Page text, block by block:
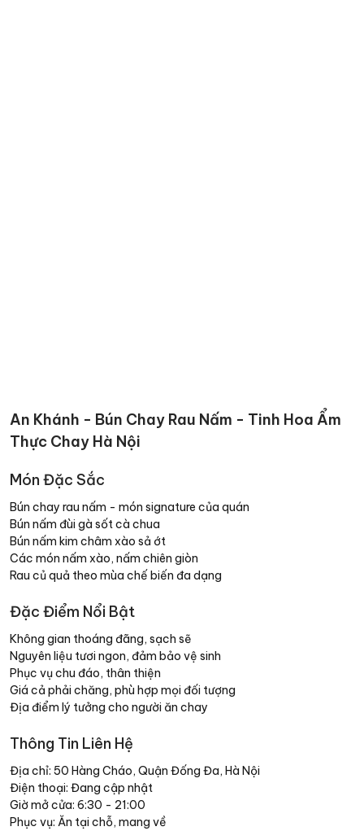
An Khánh - Bún Chay Rau Nấm - Tinh Hoa Ẩm
Thực Chay Hà Nội
Món Đặc Sắc
Bún chay rau nấm - món signature của quán
Bún nấm đùi gà sốt cà chua
Bún nấm kim châm xào sả ớt
Các món nấm xào, nấm chiên giòn
Rau củ quả theo mùa chế biến đa dạng
Đặc Điểm Nổi Bật
Không gian thoáng đãng, sạch sẽ
Nguyên liệu tươi ngon, đảm bảo vệ sinh
Phục vụ chu đáo, thân thiện
Giá cả phải chăng, phù hợp mọi đối tượng
Địa điểm lý tưởng cho người ăn chay
Thông Tin Liên Hệ
Địa chỉ: 50 Hàng Cháo, Quận Đống Đa, Hà Nội
Điện thoại: Đang cập nhật
Giờ mở cửa: 6:30 - 21:00
Phục vụ: Ăn tại chỗ, mang về